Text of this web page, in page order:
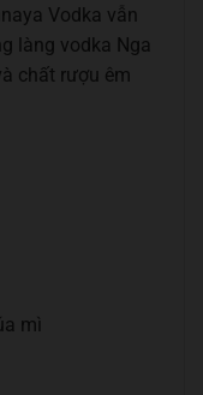
Vodka vẫn
làng vodka Nga
chất rượu êm
mì